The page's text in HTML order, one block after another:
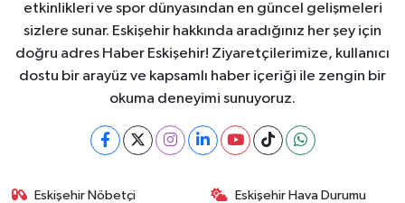
etkinlikleri ve spor dünyasından en güncel gelişmeleri
sizlere sunar. Eskişehir hakkında aradığınız her şey için
doğru adres Haber Eskişehir! Ziyaretçilerimize, kullanıcı
dostu bir arayüz ve kapsamlı haber içeriği ile zengin bir
okuma deneyimi sunuyoruz.
Eskişehir Nöbetçi
Eskişehir Hava Durumu